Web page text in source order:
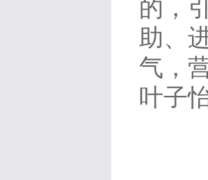
的，
助、
气，
叶子